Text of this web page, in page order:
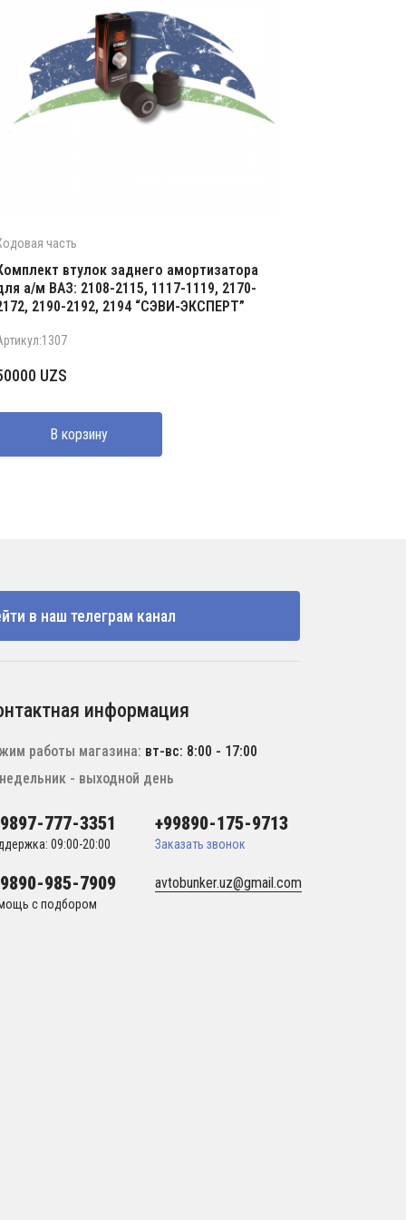
часть
втулок заднего амортизатора
а/м ВАЗ: 2108-2115, 1117-1119, 2170-
2190-2192, 2194 “СЭВИ-ЭКСПЕРТ”
UZS
В корзину
в наш телеграм канал
информация
работы магазина: вт-вс: 8:00 - 17:00
- выходной день
777-3351
09:00-20:00
+99890-175-9713
Заказать звонок
985-7909
с подбором
avtobunker.uz@gmail.com